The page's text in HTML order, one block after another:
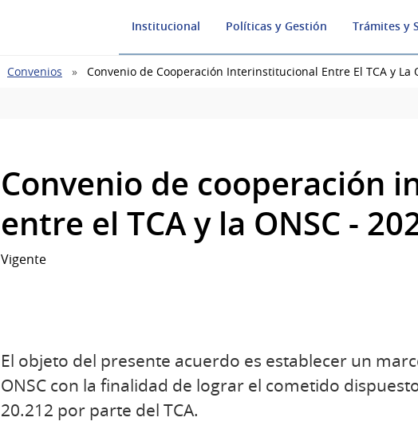
Institucional Políticas y Gestión Trámites y
Convenios Convenio de Cooperación Interinstitucional Entre El TCA y La
Convenio de cooperación
entre el TCA y la ONSC -
Vigente
El objeto del presente acuerdo es establecer un
ONSC con la finalidad de lograr el cometido
20.212 por parte del TCA.